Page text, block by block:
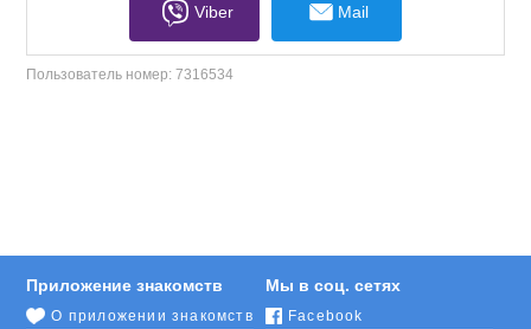
Viber Mail
Пользователь номер:7316534
Приложение знакомств
О приложении знакомств
Мы в соц. сетях
Facebook